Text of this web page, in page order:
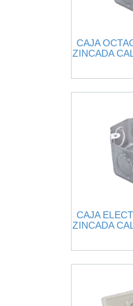
CAJA
ZINCADA
CAJA
ZINCADA